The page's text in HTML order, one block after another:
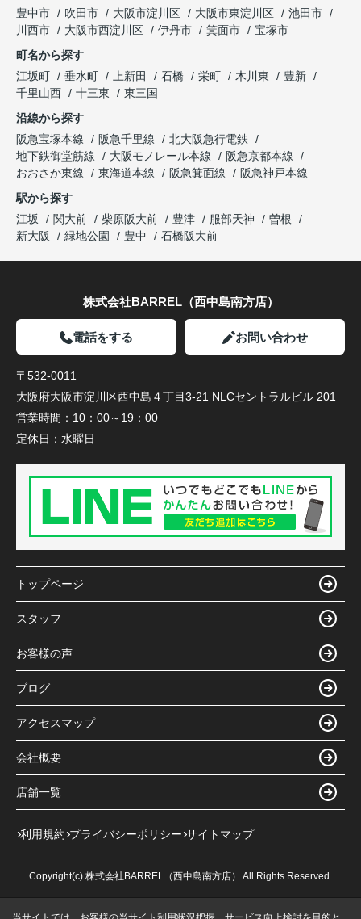
豊中市
吹田市 大阪市淀川区 大阪市東淀川区
池田市
川西市
大阪市西淀川区 伊丹市 箕面市
宝塚市
町名から探す
江坂町
垂水町 上新田 石橋 栄町 木川東
豊新
千里山西
十三東
東三国
沿線から探す
阪急宝塚本線
阪急千里線
北大阪急行電鉄
地下鉄御堂筋線
大阪モノレール本線
阪急京都本線
おおさか東線
東海道本線 阪急箕面線
阪急神戸本線
駅から探す
江坂
関大前 柴原阪大前 豊津 服部天神
曽根
新大阪
緑地公園 豊中 石橋阪大前
株式会社BARREL（西中島南方店）
電話をする お問い合わせ
〒532-0011
大阪府大阪市淀川区西中島４丁目3-21 NLCセントラルビル 201
営業時間： 10：00～19：00
定休日： 水曜日
トップページ
スタッフ
お客様の声
ブログ
アクセスマップ
会社概要
店舗一覧
利用規約 プライバシーポリシー サイトマップ
Copyright(c) 株式会社BARREL（西中島南方店） All Rights Reserved.